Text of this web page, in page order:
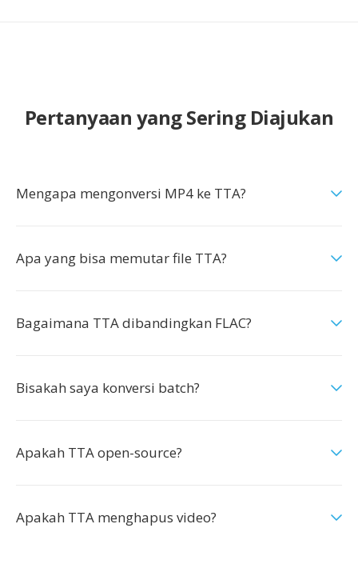
Pertanyaan yang Sering Diajukan
Mengapa mengonversi MP4 ke TTA?
Apa yang bisa memutar file TTA?
Bagaimana TTA dibandingkan FLAC?
Bisakah saya konversi batch?
Apakah TTA open-source?
Apakah TTA menghapus video?